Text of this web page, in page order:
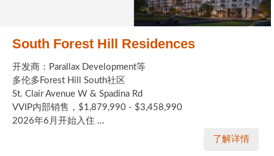
South Forest Hill Residences
开发商：Parallax Development等
多伦多Forest Hill South社区
St. Clair Avenue W & Spadina Rd
VVIP内部销售，$1,879,990 - $3,458,990
2026年6月开始入住 ...
了解详情